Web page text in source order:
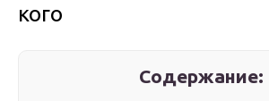
кого
Содержание: